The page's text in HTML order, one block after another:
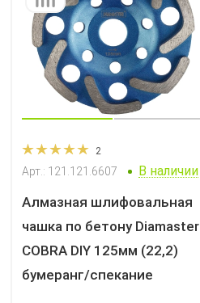
2
Арт.: 121.121.6607 В наличии
Алмазная шлифовальная
чашка по бетону Diamaster
COBRA DIY 125мм (22,2)
бумеранг/спекание